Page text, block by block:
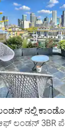
74
ನಲ್ಲಿ
ಲಂಡನ್ 3BR